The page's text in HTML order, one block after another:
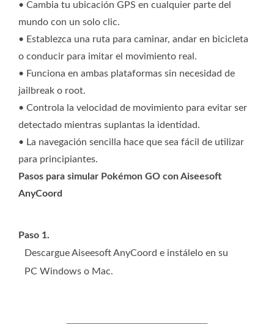
• Cambia tu ubicación GPS en cualquier parte del
mundo con un solo clic.
• Establezca una ruta para caminar, andar en bicicleta
o conducir para imitar el movimiento real.
• Funciona en ambas plataformas sin necesidad de
jailbreak o root.
• Controla la velocidad de movimiento para evitar ser
detectado mientras suplantas la identidad.
• La navegación sencilla hace que sea fácil de utilizar
para principiantes.
Pasos para simular Pokémon GO con Aiseesoft
AnyCoord
Paso 1.
Descargue Aiseesoft AnyCoord e instálelo en su
PC Windows o Mac.